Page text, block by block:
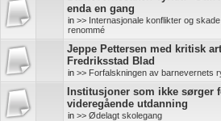
enda en gang
in >> Internasjonale konflikter og
renommé
Jeppe Pettersen med kritisk
Fredriksstad Blad
in >> Forfalskningen av barnevernets
Institusjoner som ikke sørger
videregående utdanning
in >> Ødelagt skolegang